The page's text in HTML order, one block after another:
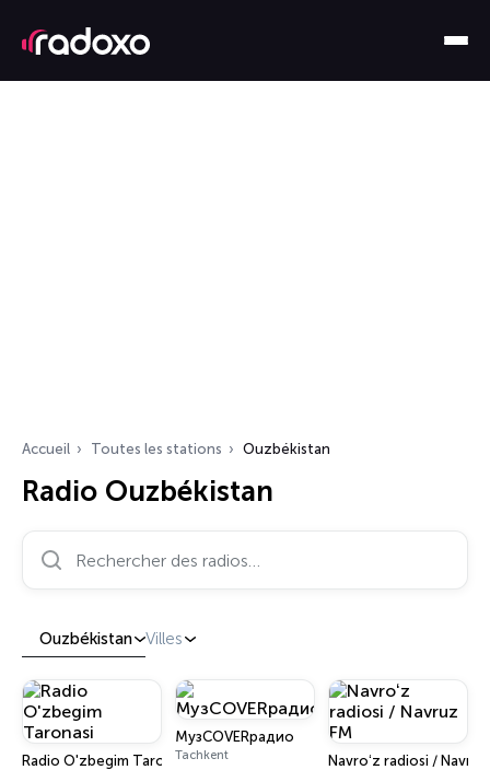
Accueil Toutes les stations Ouzbékistan
Radio Ouzbékistan
Rechercher des radios…
Ouzbékistan Villes
Radio O'zbegim Taronasi
МузCOVERрадио
Tachkent Navroʻz radiosi /